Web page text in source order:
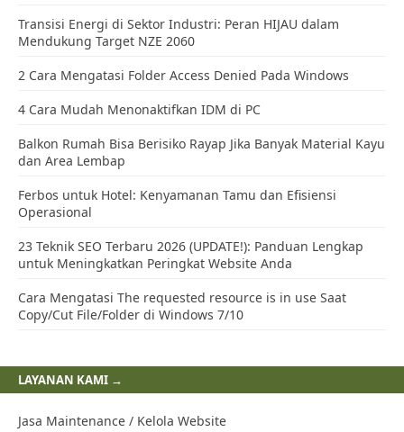
Transisi Energi di Sektor Industri: Peran HIJAU dalam
Mendukung Target NZE 2060
2 Cara Mengatasi Folder Access Denied Pada Windows
4 Cara Mudah Menonaktifkan IDM di PC
Balkon Rumah Bisa Berisiko Rayap Jika Banyak Material Kayu
dan Area Lembap
Ferbos untuk Hotel: Kenyamanan Tamu dan Efisiensi
Operasional
23 Teknik SEO Terbaru 2026 (UPDATE!): Panduan Lengkap
untuk Meningkatkan Peringkat Website Anda
Cara Mengatasi The requested resource is in use Saat
Copy/Cut File/Folder di Windows 7/10
LAYANAN KAMI →
Jasa Maintenance / Kelola Website